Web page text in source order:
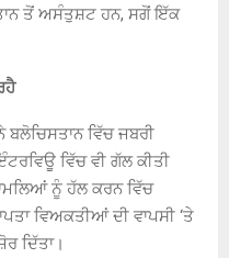
ਤੋਂ ਅਸੰਤੁਸ਼ਟ ਹਨ, ਸਗੋਂ ਇੱਕ
ਵਿੱਚ ਜਬਰੀ
ਵਿੱਚ ਵੀ ਗੱਲ ਕੀਤੀ
ਨੂੰ ਹੱਲ ਕਰਨ ਵਿੱਚ
ਵਿਅਕਤੀਆਂ ਦੀ ਵਾਪਸੀ ‘ਤੇ
ਦਿੱਤਾ।